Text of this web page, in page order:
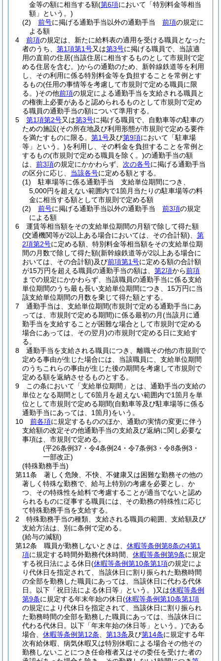
金等の額に相当する額(第6項において「特別料金等相当
額」という。)
(2)
前号に掲げる通勤手当以外の通勤手当 前項の規定に
よる額
4
前項の規定は、新たに給料表の適用を受ける職員となった
者のうち、 第1項第1号又は第3号に掲げる職員で、当該適
用の直前の住居(当該住居に相当するものとして市規則で定
める住居を含む。)からの通勤のため、新幹線鉄道等を利用
し、その利用に係る特別料金等を負担することを常例とす
るもの(任用の事情等を考慮して市規則で定める職員に限
る。)その他前項の規定による通勤手当を支給される職員と
の権衡上必要があると認められるものとして市規則で定め
る職員の通勤手当の額について準用する。
5
第1項第2号又は第3号に掲げる職員で、自動車等の駐車の
ための施設(その所在地及び利用形態が市規則で定める要件
を満たすものに限る。 第1号及び第9項において「駐車場
等」という。)を利用し、その料金を負担することを常例と
するもの(市規則で定める職員を除く。)の通勤手当の額
は、 前3項の規定にかかわらず、 次の各号に掲げる通勤手当
の区分に応じ、 当該各号に定める額とする。
(1)
駐車場等に係る通勤手当 支給単位期間につき、
5,000円を超えない範囲内で1箇月当たりの駐車場等の料
金に相当する額として市規則で定める額
(2)
前号に掲げる通勤手当以外の通勤手当 前3項の規定
による額
6
運賃等相当額をその支給単位期間の月額で除して得た額
(交通機関等が2以上ある場合においては、その合計額)
第
2項第2号に定める額、特別料金等相当額をその支給単位期
間の月数で除して得た額(新幹線鉄道等が2以上ある場合に
おいては、その合計額)及び前項第1号に定める額の合計額
が15万円を超える職員の通勤手当の額は、 第2項から前項
までの規定にかかわらず、当該職員の通勤手当に係る支給
単位期間のうち最も長い支給単位期間につき、15万円に当
該支給単位期間の月数を乗じて得た額とする。
7
通勤手当は、支給単位期間(市規則で定める通勤手当にあ
っては、市規則で定める期間)に係る最初の月(当該月に通
勤手当を支給することが困難な場合として市規則で定める
場合にあっては、その翌月)の市規則で定める日に支給す
る。
8
通勤手当を支給される職員につき、離職その他の市規則で
定める事由が生じた場合には、当該職員に、支給単位期間
のうちこれらの事由が生じた後の期間を考慮して市規則で
定める額を返納させるものとする。
9
この条において「支給単位期間」とは、通勤手当の支給の
単位となる期間として6箇月を超えない範囲内で1箇月を単
位として市規則で定める期間(自動車等及び駐車場等に係る
通勤手当にあっては、1箇月)をいう。
10
前各項に規定するもののほか、通勤の実情の変更に伴う
支給額の改定その他通勤手当の支給及び返納に関し必要な
事項は、市規則で定める。
(平26条例37・令4条例24・令7条例3・令8条例3・
一部改正)
(特殊勤務手当)
第11条
著しく危険、不快、不健康又は困難な勤務その他の
著しく特殊な勤務で、給与上特別の考慮を必要とし、か
つ、その特殊性を給料で考慮することが適当でないと認め
られるものに従事する職員には、その勤務の特殊性に応じ
て特殊勤務手当を支給する。
2
特殊勤務手当の種類、支給される職員の範囲、支給額及び
支給方法は、別に条例で定める。
(給与の減額)
第12条
職員が勤務しないときは、 休暇等条例第8条の4第1
項に規定する時間外勤務代休時間、 休暇等条例第9条に規定
する祝日法による休日(休暇等条例第10条第1項の規定によ
り代休日を指定されて、当該休日に割り振られた勤務時間
の全部を勤務した職員にあっては、当該休日に代わる代休
日。以下「祝日法による休日等」という。)又は休暇等条例
第9条に規定する年末年始の休日(休暇等条例第10条第1項
の規定により代休日を指定されて、当該休日に割り振られ
た勤務時間の全部を勤務した職員にあっては、当該休日に
代わる代休日。以下「年末年始の休日等」という。)である
場合、 休暇等条例第12条 第13条及び第14条に規定する年
次有給休暇、病気休暇又は特別休暇による場合その他その
勤務しないことにつき任命権者又はその委任を受けた者の